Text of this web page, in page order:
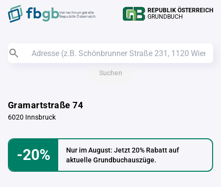
Verrechnungstelle
Republik Österreich
REPUBLIK ÖSTERREICH
GRUNDBUCH
Suchen
Gramartstraße 74
6020 Innsbruck
-20%
Nur im August: Jetzt 20% Rabatt auf
aktuelle Grundbuchauszüge.